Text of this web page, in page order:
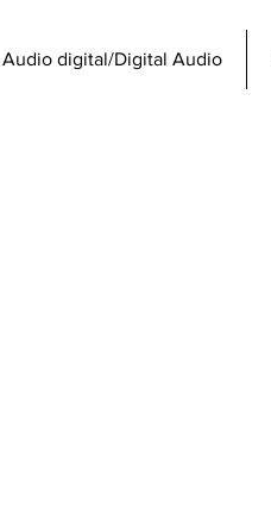
Audio digital/Digital Audio